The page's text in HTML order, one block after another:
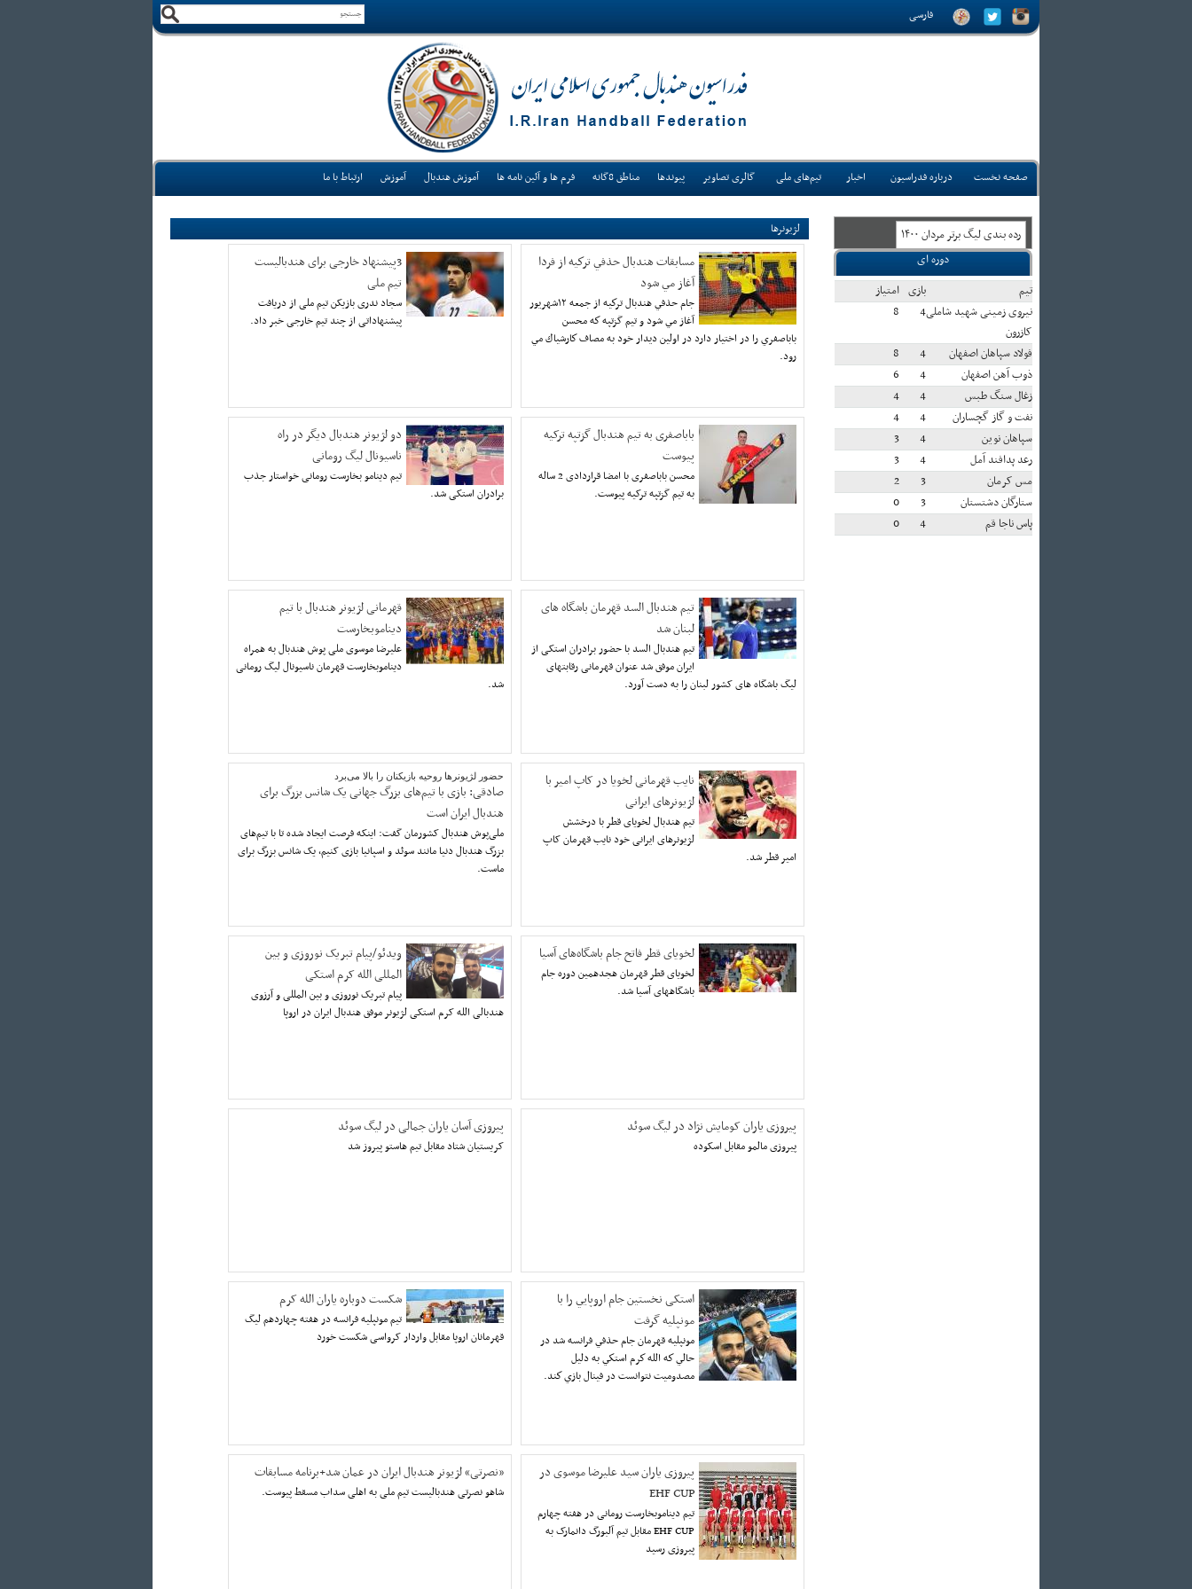
فارسی
صفحه نخست درباره فدراسیون اخبار تیم‌های ملی گالری تصاویر پیوندها مناطق 8گانه فرم ها و آئین نامه ها آموزش هندبال آموزش ارتباط با ما
رده بندی ليگ برتر مردان ۱۴۰۰
دوره ای
تيم
بازی امتياز
نیروی زمینی شهید شاملی
کازرون
4
8
فولاد سپاهان اصفهان 4
8
ذوب آهن اصفهان
4
6
زغال سنگ طبس
4
4
نفت و گاز گچساران
4
4
سپاهان نوین
4
3
رعد پدافند آمل
4
3
مس کرمان
3
2
ستارگان دشتستان
3
0
پاس ناجا قم
4
0
لژیونرها
مسابقات هندبال حذفي تركيه از فردا
آغاز مي شود
جام حذفي هندبال تركيه از جمعه ١٢شهريور
آغاز مي شود و تيم گزتپه كه محسن
باباصفري را در اختيار دارد در اولين ديدار خود به مصاف كارشياك مي
رود.
3پیشنهاد خارجی برای هندبالیست
تیم ملی
سجاد ندری بازیکن تیم ملی از دریافت
پیشنهاداتی از چند تیم خارجی خبر داد.
باباصفری به تیم هندبال گزتپه ترکیه
پیوست
محسن باباصفری با امضا قراردادی 2 ساله
به تیم گزتپه ترکیه پیوست.
دو لژیونر هندبال دیگر در راه
ناسیونال لیگ رومانی
تیم دینامو بخارست رومانی خواستار جذب
برادران استکی شد.
تیم هندبال السد قهرمان باشگاه های
لبنان شد
‎تیم هندبال السد با حضور برادران استکی از
ایران موفق شد عنوان قهرمانی رقابتهای
لیگ باشگاه های کشور لبنان را به دست آورد.
قهرمانی لژیونر هندبال با تیم
دیناموبخارست
علیرضا موسوی ملی پوش هندبال به همراه
دیناموبخارست قهرمان ناسیونال لیگ رومانی
شد.
نایب قهرمانی لخویا در کاپ امیر با
لژیونرهای ایرانی
تیم هندبال لخویای قطر با درخشش
لژیونرهای ایرانی خود نایب قهرمان کاپ
امیر قطر شد.
حضور لژیونرها روحیه بازیکنان را بالا می‌برد
صادقی: بازی با تیم‌های بزرگ جهانی یک شانس بزرگ برای
هندبال ایران است
ملی‌پوش هندبال کشورمان گفت: اینکه فرصت ایجاد شده تا با تیم‌های
بزرگ هندبال دنیا مانند سوئد و اسپانیا بازی کنیم، یک شانس بزرگ برای
ماست.
لخویای قطر فاتح جام باشگاه‌های آسیا
لخویای قطر قهرمان هجدهمین دوره جام
باشگاههای آسیا شد.
ویدئو/پیام تبریک نوروزی و بین
المللی الله کرم استکی
پیام تبریک نوروزی و بین المللی و آرزوی
هندبالی الله کرم استکی لژیونر موفق هندبال ایران در اروپا
پیروزی یاران کومایش نژاد در لیگ سوئد
پیروزی مالمو مقابل اسکوده
پیروزی آسان یاران جمالی در لیگ سوئد
کریستیان شتاد مقابل تیم هاستو پیروز شد
استکی نخستين جام اروپايي را با
مونپلیه گرفت
مونپليه قهرمان جام حذفي فرانسه شد در
حالي كه الله كرم استكي به دليل
مصدوميت نتوانست در فينال بازي كند.
شکست دوباره یاران الله کرم
تیم مونپلیه فرانسه در هفته چهاردهم لیگ
قهرمانان اروپا مقابل واردار کرواسی شکست خورد
پیروزی یاران سید علیرضا موسوی در
EHF CUP
تیم دیناموبخارست رومانی در هفته چهارم
EHF CUP مقابل تیم آلبورگ دانمارک به
پیروزی رسید
«نصرتی» لژیونر هندبال ایران در عمان شد+برنامه مسابقات
شاهو نصرتی هندبالیست تیم ملی به اهلی سداب مسقط پیوست.